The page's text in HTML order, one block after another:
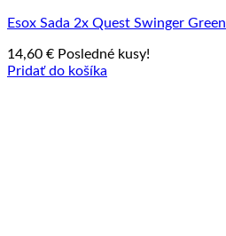
Esox Sada 2x Quest Swinger Green
14,60 € Posledné kusy!
Pridať do košíka